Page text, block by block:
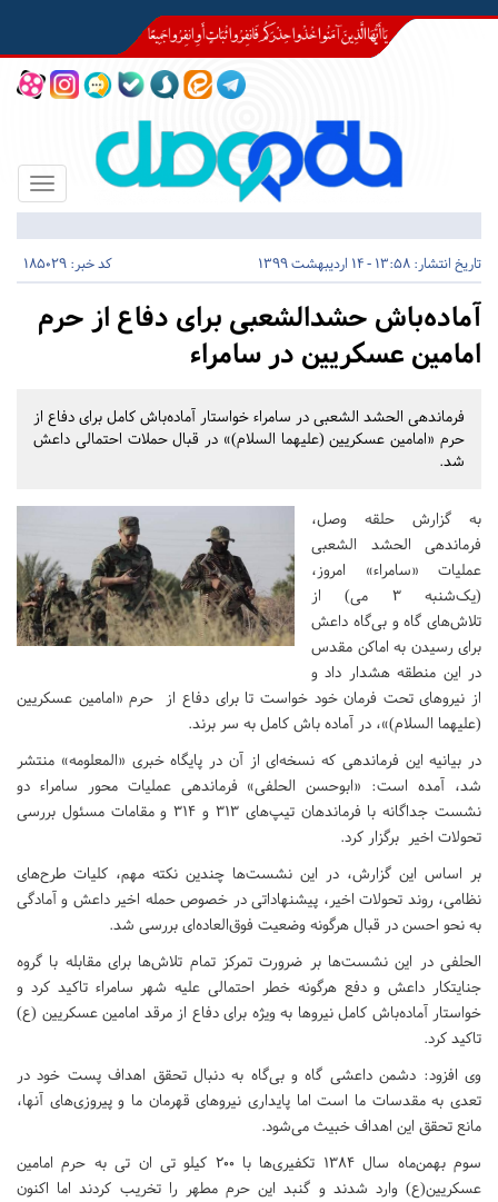
Toggle
تاریخ انتشار: 13:58 - 14 اردیبهشت 1399 کد خبر: 185029
آماده‌باش حشدالشعبی برای دفاع از حرم
امامین عسکریین در سامراء
فرماندهی الحشد الشعبی در سامراء خواستار آماده‌باش کامل برای دفاع از
حرم «امامین عسکریین (علیهما السلام)» در قبال حملات احتمالی داعش
شد.
به گزارش حلقه وصل،
فرماندهی الحشد الشعبی
عملیات «سامراء» امروز،
(یک‌شنبه ۳ می) از
تلاش‌های گاه و بی‌گاه داعش
برای رسیدن به اماکن مقدس
در این منطقه هشدار داد و
از نیروهای تحت فرمان خود خواست تا برای دفاع از حرم «امامین عسکریین
(علیهما السلام)»، در آماده باش کامل به سر برند.
در بیانیه این فرماندهی که نسخه‌ای از آن در پایگاه خبری «المعلومه» منتشر
شد، آمده است: «ابوحسن الحلفی» فرماندهی عملیات محور سامراء دو
نشست جداگانه با فرماندهان تیپ‌های ۳۱۳ و ۳۱۴ و مقامات مسئول بررسی
تحولات اخیر برگزار کرد.
بر اساس این گزارش، در این نشست‌ها چندین نکته مهم، کلیات طرح‌های
نظامی، روند تحولات اخیر، پیشنهاداتی در خصوص حمله اخیر داعش و آمادگی
به نحو احسن در قبال هرگونه وضعیت فوق‌العاده‌ای بررسی شد.
الحلفی در این نشست‌ها بر ضرورت تمرکز تمام تلاش‌ها برای مقابله با گروه
جنایتکار داعش و دفع هرگونه خطر احتمالی علیه شهر سامراء تاکید کرد و
خواستار آماده‌باش کامل نیروها به ویژه برای دفاع از مرقد امامین عسکریین (ع)
تاکید کرد.
وی افزود: دشمن داعشی گاه و بی‌گاه به دنبال تحقق اهداف پست خود در
تعدی به مقدسات ما است اما پایداری نیروهای قهرمان ما و پیروزی‌های آنها،
مانع تحقق این اهداف خبیث می‌شود.
سوم بهمن‌ماه سال ۱۳۸۴ تکفیری‌ها با ۲۰۰ کیلو تی ان تی به حرم امامین
عسکریین(ع) وارد ‌شدند و گنبد این حرم مطهر را تخریب کردند اما اکنون